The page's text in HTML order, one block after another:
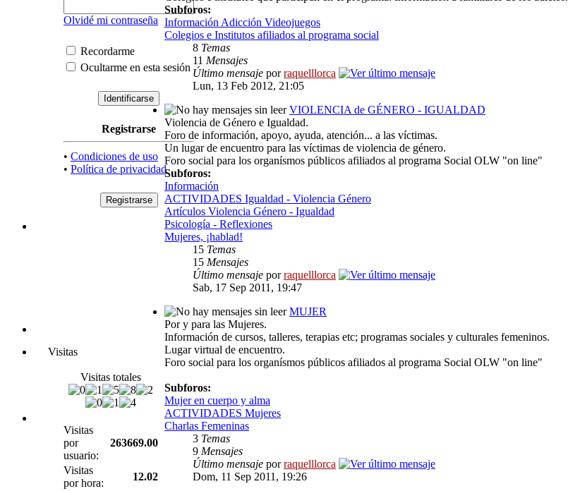
Olvidé mi contraseña
Recordarme
Ocultarme en esta sesión
Registrarse
• Condiciones de uso
• Política de privacidad
Visitas
Visitas totales
Visitas
por
usuario:
263669.00
Visitas
por hora:
12.02
Subforos:
Información Adicción Videojuegos
Colegios e Institutos afiliados al programa social
8 Temas
11 Mensajes
Último mensaje porraquelllorca
Lun, 13 Feb 2012, 21:05
VIOLENCIA de GÉNERO - IGUALDAD
Violencia de Género e Igualdad.
Foro de información, apoyo, ayuda, atención... a las víctimas.
Un lugar de encuentro para las víctimas de violencia de género.
Foro social para los organísmos públicos afiliados al programa Social OLW "on line"
Subforos:
Información
ACTIVIDADES Igualdad - Violencia Género
Artículos Violencia Género - Igualdad
Psicología - Reflexiones
Mujeres, ¡hablad!
15 Temas
15 Mensajes
Último mensaje porraquelllorca
Sab, 17 Sep 2011, 19:47
MUJER
Por y para las Mujeres.
Información de cursos, talleres, terapias etc; programas sociales y culturales femeninos.
Lugar virtual de encuentro.
Foro social para los organísmos públicos afiliados al programa Social OLW "on line"
Subforos:
Mujer en cuerpo y alma
ACTIVIDADES Mujeres
Charlas Femeninas
3 Temas
9 Mensajes
Último mensaje porraquelllorca
Dom, 11 Sep 2011, 19:26